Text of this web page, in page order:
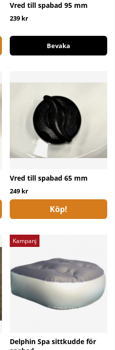
Vred till spabad 95 mm
239 kr
Bevaka
Vred till spabad 65 mm
249 kr
Köp!
Kampanj
Delphin Spa sittkudde för